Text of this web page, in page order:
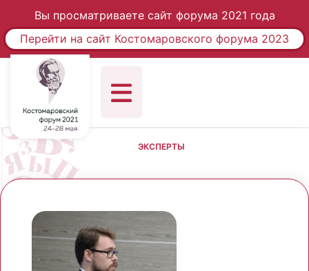
Вы просматриваете сайт форума 2021 года
Перейти на сайт Костомаровского форума 2023
ЭКСПЕРТЫ